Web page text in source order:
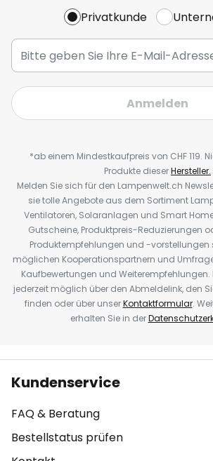
Privatkunde
Anmelden
*ab einem Mindestkaufpreis von CHF 119.
Produkte dieserHersteller.
Melden Sie sich für den Lampenwelt.ch
sie tolle Angebote aus dem Sortiment
Ventilatoren, Solaranlagen und Smart
Gutscheine, Produktpreis-Reduzierungen
Produktempfehlungen und -vorstellungen
möglichen Kooperationspartnern und
Kaufbewertungen und Weiterempfehlungen.
jederzeit möglich über den Abmeldelink, den
finden oder über unserKontaktformular.
erhalten Sie in der
Kundenservice
FAQ & Beratung
Bestellstatus prüfen